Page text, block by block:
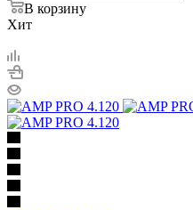
В корзину
Хит